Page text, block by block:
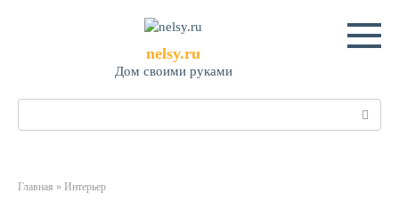
nelsy.ru
Дом своими руками
Главная » Интерьер